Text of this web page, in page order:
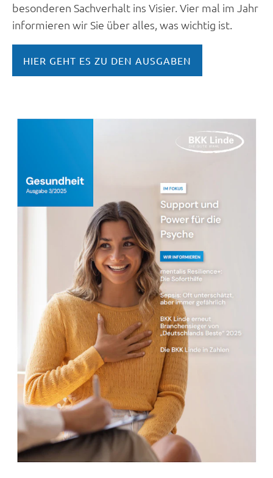
besonderen Sachverhalt ins Visier. Vier mal im Jahr
informieren wir Sie über alles, was wichtig ist.
HIER GEHT ES ZU DEN AUSGABEN